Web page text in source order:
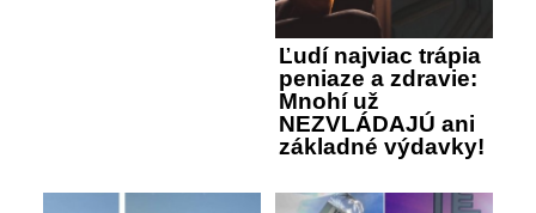
Ľudí najviac trápia
peniaze a zdravie:
Mnohí už
NEZVLÁDAJÚ ani
základné výdavky!